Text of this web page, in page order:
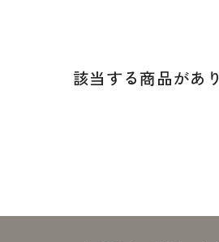
該当する商品があ